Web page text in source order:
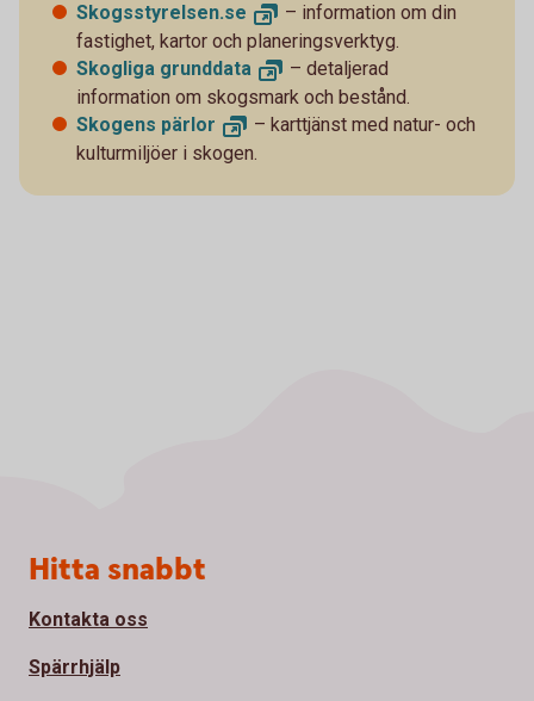
Skogsstyrelsen.se
– information om din
fastighet, kartor och planeringsverktyg.
Skogliga grunddata
– detaljerad
information om skogsmark och bestånd.
Skogens pärlor
– karttjänst med natur- och
kulturmiljöer i skogen.
Sidfot
Hitta snabbt
Kontakta oss
Spärrhjälp